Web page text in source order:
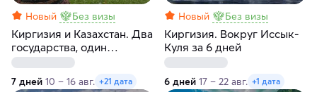
Новый Без визы
Киргизия и Казахстан. Два
государства, один
маршрут, максимум
7 дней 10 – 16 авг. +21 дата
Новый Без визы
Киргизия. Вокруг Иссык-
Куля за 6 дней
6 дней 17 – 22 авг. +1 дата